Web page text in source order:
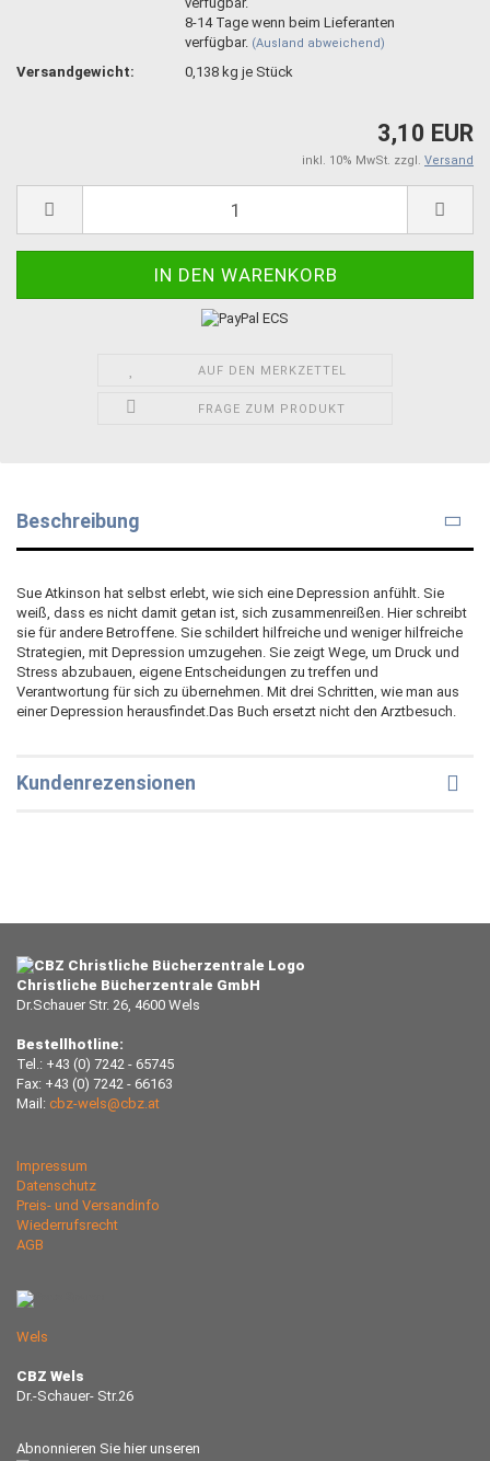
8-14 Tage wenn beim Lieferanten
verfügbar. (Ausland abweichend)
Versandgewicht: 0,138 kg je Stück
3,10 EUR
inkl. 10% MwSt. zzgl. Versand
AUF DEN MERKZETTEL
FRAGE ZUM PRODUKT
Beschreibung
Sue Atkinson hat selbst erlebt, wie sich eine Depression anfühlt. Sie
weiß, dass es nicht damit getan ist, sich zusammenreißen. Hier schreibt
sie für andere Betroffene. Sie schildert hilfreiche und weniger hilfreiche
Strategien, mit Depression umzugehen. Sie zeigt Wege, um Druck und
Stress abzubauen, eigene Entscheidungen zu treffen und
Verantwortung für sich zu übernehmen. Mit drei Schritten, wie man aus
einer Depression herausfindet.Das Buch ersetzt nicht den Arztbesuch.
Kundenrezensionen
Christliche Bücherzentrale GmbH
Dr.Schauer Str. 26, 4600 Wels
Bestellhotline:
Tel.: +43 (0) 7242 - 65745
Fax: +43 (0) 7242 - 66163
Mail: cbz-wels@cbz.at
Impressum
Datenschutz
Preis- und Versandinfo
Wiederrufsrecht
AGB
Wels
CBZ Wels
Dr.-Schauer- Str.26
Abnonnieren Sie hier unseren